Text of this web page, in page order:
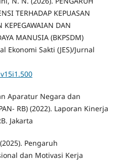
TERHADAP KEPUASAN
KEPEGAWAIAN DAN
MANUSIA (BKPSDM)
Ekonomi Sakti (JES)/Jurnal
Aparatur Negara dan
RB) (2022). Laporan Kinerja
Jakarta
Pengaruh
dan Motivasi Kerja